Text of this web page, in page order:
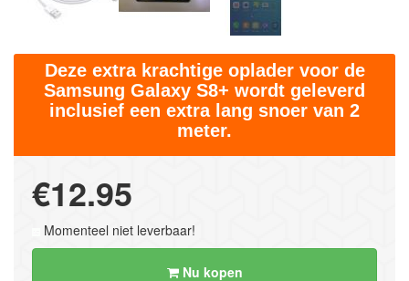
Deze extra krachtige oplader voor de
Samsung Galaxy S8+ wordt geleverd
inclusief een extra lang snoer van 2
meter.
€12.95
Momenteel niet leverbaar!
Nu kopen